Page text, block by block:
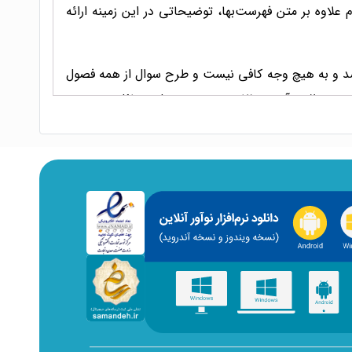
بر متن فهرست‌بها، توضیحاتی در این زمینه ارائه
و به هیچ وجه کافی نیست و طرح سوال از همه فصول
سوالات آزمون نظام مهندسی و حل مسائل موجود در
قابل دسترسی می‌باشد.
قرار می‌گیرد، نه قیمت‌های به‌روز آن. به همین دلیل،
با ارائه ساختار آموزشی مناسب، به داوطلبان کمک